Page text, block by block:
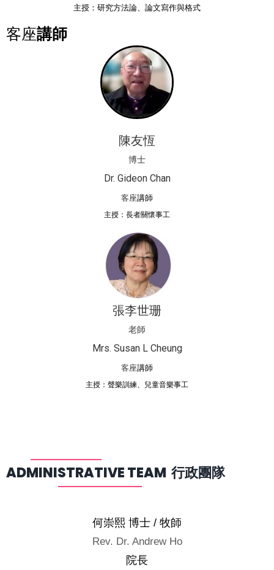
主授： 研究方法論、 論文寫作與格式
客座講師
陳友恆
博士
Dr. Gideon Chan
客座講師
主授：長者關懷事工
張李世珊
老師
Mrs. Susan L Cheung
客座講師
主授：聲樂訓練、兒童音樂事工
ADMINISTRATIVE TEAM 行政團隊
何崇熙 博士 / 牧師
Rev. Dr. Andrew Ho
院長